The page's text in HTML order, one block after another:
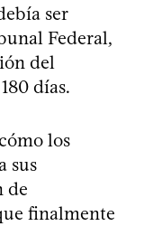
ser
Federal,
del
días.
los
sus
de
finalmente